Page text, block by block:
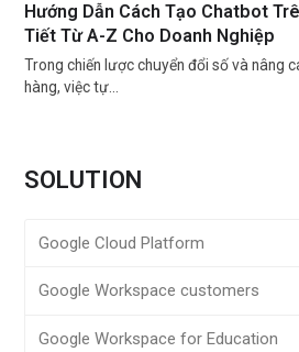
Hướng Dẫn Cách Tạo Chatbot
Tiết Từ A-Z Cho Doanh Nghiệp
Trong chiến lược chuyển đổi số và nâng
hàng, việc tự…
SOLUTION
Google Cloud Platform
Google Workspace customers
Google Workspace for Education